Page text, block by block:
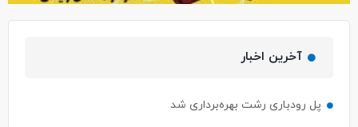
آخرین اخبار
۳ باب مغازه محدوده پستک خریداری و تخریب شد / خیابان